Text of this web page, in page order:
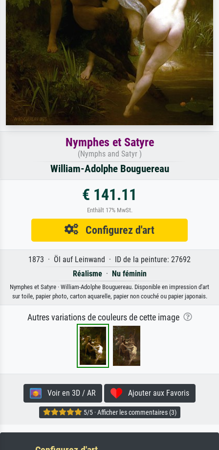
Nymphes et Satyre
(Nymphs and Satyr )
William-Adolphe Bouguereau
€ 141.11
Enthält 17% MwSt.
Configurez d'art
1873 · Öl auf Leinwand · ID de la peinture: 27692
Réalisme· Nu féminin
Nymphes et Satyre · William-Adolphe Bouguereau. Disponible en impression d'art
sur toile, papier photo, carton aquarelle, papier non couché ou papier japonais.
Autres variations de couleurs de cette image
Voir en 3D / AR Ajouter aux Favoris
5/5 · Afficher les commentaires (3)